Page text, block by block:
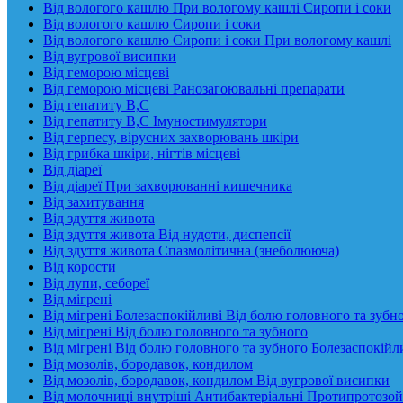
Від вологого кашлю При вологому кашлі Сиропи і соки
Від вологого кашлю Сиропи і соки
Від вологого кашлю Сиропи і соки При вологому кашлі
Від вугрової висипки
Від геморою місцеві
Від геморою місцеві Ранозагоювальні препарати
Від гепатиту В,С
Від гепатиту В,С Імуностимулятори
Від герпесу, вірусних захворювань шкіри
Від грибка шкіри, нігтів місцеві
Від діареї
Від діареї При захворюванні кишечника
Від захитування
Від здуття живота
Від здуття живота Від нудоти, диспепсії
Від здуття живота Спазмолітична (знеболююча)
Від корости
Від лупи, себореї
Від мігрені
Від мігрені Болезаспокійливі Від болю головного та
Від мігрені Від болю головного та зубного
Від мігрені Від болю головного та зубного
Від мозолів, бородавок, кондилом
Від мозолів, бородавок, кондилом Від вугрової висипки
Від молочниці внутріші Антибактеріальні